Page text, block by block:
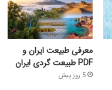
معرفی طبیعت ایران و
PDF طبیعت گردی ایران
5 روز پیش